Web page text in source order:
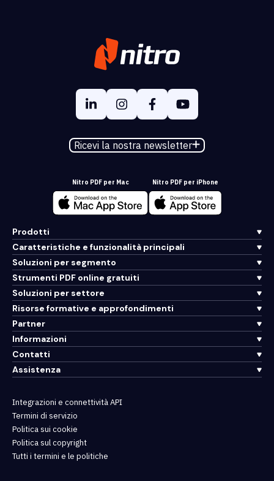
Ricevi la nostra newsletter
Nitro PDF per Mac Nitro PDF per iPhone
Prodotti
Caratteristiche e funzionalità principali
Soluzioni per segmento
Strumenti PDF online gratuiti
Soluzioni per settore
Risorse formative e approfondimenti
Partner
Informazioni
Contatti
Assistenza
Integrazioni e connettività API
Termini di servizio
Politica sui cookie
Politica sul copyright
Tutti i termini e le politiche